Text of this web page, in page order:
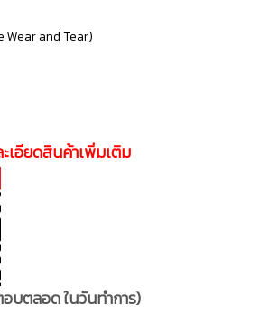
Wear and Tear)
เอียดสินค้าเพิ่มเติม
บตลอด ในวันทำการ)